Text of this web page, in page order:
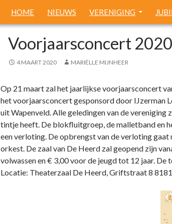
HOME NIEUWS VERENIGING
Voorjaarsconcert 2020
4 MAART 2020 MARIËLLE MIJNHEER
Op 21 maart zal het jaarlijkse voorjaarsconcert
het voorjaarsconcert gesponsord door
uit Wapenveld. Alle geledingen van de vereniging
tintje heeft. De blokfluitgroep, de malletband en
een verloting. De opbrengst van de verloting
orkest. De zaal van De Heerd zal geopend zijn
volwassen en € 3,00 voor de jeugd tot 12 jaar.
Locatie: Theaterzaal De Heerd, Griftstraat 8